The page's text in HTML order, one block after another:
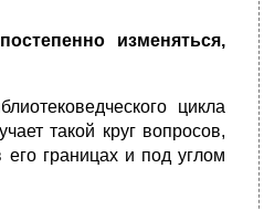
изменяться,
цикла
такой круг вопросов,
его границах и под углом